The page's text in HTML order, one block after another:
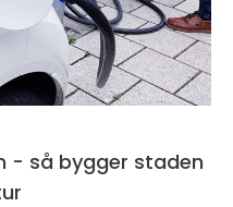
- så bygger staden